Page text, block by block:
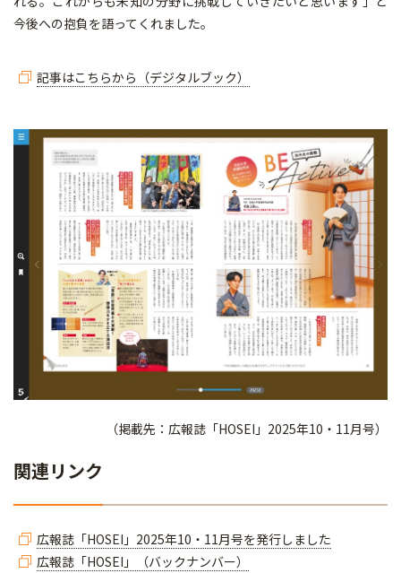
今後への抱負を語ってくれました。
記事はこちらから（デジタルブック）
（掲載先：広報誌「HOSEI」2025年10・11月号）
関連リンク
広報誌「HOSEI」2025年10・11月号を発行しました
広報誌「HOSEI」（バックナンバー）